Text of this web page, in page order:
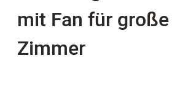
mit Fan für große
Zimmer